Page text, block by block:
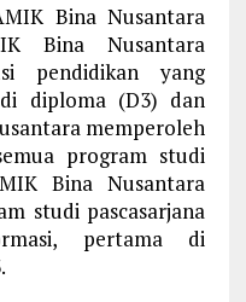
Bina Nusantara
Bina Nusantara
pendidikan yang
diploma (D3) dan
memperoleh
program studi
Bina Nusantara
studi pascasarjana
pertama di